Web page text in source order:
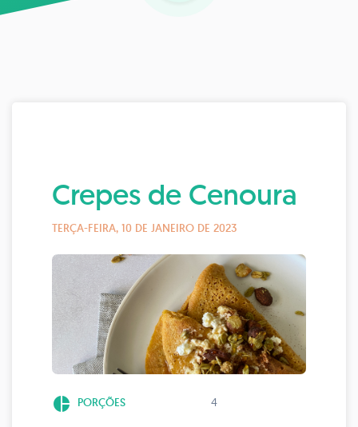
Crepes de Cenoura
TERÇA-FEIRA, 10 DE JANEIRO DE 2023
pie_chart PORÇÕES 4